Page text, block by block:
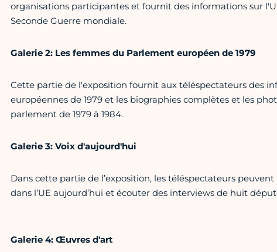
organisations participantes et fournit des informations sur
Seconde Guerre mondiale.
Galerie 2: Les femmes du Parlement européen de 1979
Cette partie de l'exposition fournit aux téléspectateurs des
européennes de 1979 et les biographies complètes et les
parlement de 1979 à 1984.
Galerie 3: Voix d'aujourd'hui
Dans cette partie de l’exposition, les téléspectateurs
dans l’UE aujourd’hui et écouter des interviews de huit
Galerie 4: Œuvres d'art